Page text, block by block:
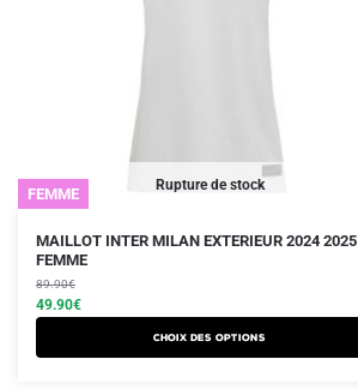
Rupture de stock
FEMME
MAILLOT INTER MILAN EXTERIEUR 2024 2025
FEMME
89.90€
Le
prix
initial
était :
49.90€
Le
prix
actuel
est :
Choix des options
Ce
produit
a
plusieurs
variations.